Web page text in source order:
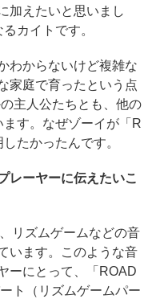
加えたいと思いまし
カイトです。
わからないけど複雑な
家庭で育ったという点
主人公たちとも、他の
す。なぜゾーイが「R
たかったんです。
レーヤーに伝えたいこ
リズムゲームなどの音
います。このような音
ーにとって、「ROAD
ト（リズムゲームパー